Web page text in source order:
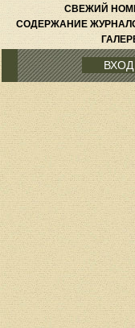
СВЕЖИЙ
СОДЕРЖАНИЕ
ВХОД